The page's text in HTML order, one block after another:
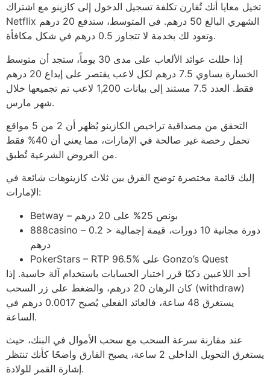
تخيل معايا أنك تُقارن تكلفة تسجيل الدخول إلى كازينو مع اشتراك
Netflix الشهري البالغ 50 درهم. في المتوسط، ستدفع 20 درهم
وتعود لك بخدمة لا تتجاوز 0.5 درهم في شكل مكافأة.
إذا حللت عوائد الألعاب على مدى 30 يوماً، ستجد أن متوسط
الخسارة يساوي 7.5 درهم لكل لاعب يقتصر على إيداع 20 درهم
فقط. العدد 7.5 مستند إلى بيانات 1,200 لاعب تم تجميعها خلال
شهر مارس.
التحقق من مصداقية تراخيص الكازينو يُظهر أن 2 من 5 مواقع
تحمل رخصة غير صالحة في الإمارات، مما يعني أن 40% فقط
من العروض الشرعية تُطبق.
إليك قائمة مختصرة توضح الفرق بين ثلاث كازينوهات شائعة في
الإمارات:
Betway – بونص 25% على 20 درهم
888casino – دورة مجانية 10 دورات، قيمة إجمالية < 0.2
درهم
PokerStars – RTP 96.5% على Gonzo’s Quest
أحد اللاعبين ذكيًا قرر اختبار الحسابات باستخدام آلة حاسبة. إذا
كان الرهان 20 درهم، والضغط على زر السحب (withdraw)
يستغرق 48 ساعة، فالعائد الفعلي يُصبح 0.0017 درهم في
الساعة.
عند مقارنة سرعة السحب مع سحب الأموال في البنك، حيث
يستغرق التحويل الداخلي 2 ساعة، يصبح الفارق واضحًا كأنك تنتظر
إشارة القمر للولادة.